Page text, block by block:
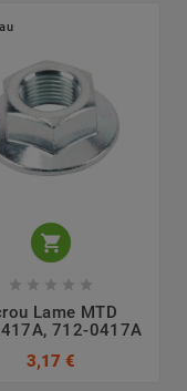

    
Lame MTD
712-0417A
3,17 €